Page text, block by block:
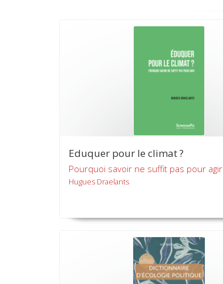
Eduquer pour le climat ?
Pourquoi savoir ne suffit pas pour agir
Hugues Draelants